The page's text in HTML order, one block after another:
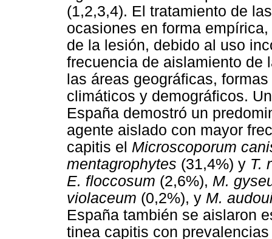
(1,2,3,4). El tratamiento de
ocasiones en forma
de la lesión, debido al uso
frecuencia de aislamiento de
las áreas geográficas,
climáticos y demográficos.
España demostró un
agente aislado con mayor
capitis el Microscoporum
mentagrophytes (31,4%) y T.
E. floccosum (2,6%), M.
violaceum (0,2%), y M.
España también se aislaron
tinea capitis con